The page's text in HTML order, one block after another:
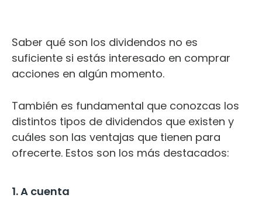
Saber qué son los dividendos no es
suficiente si estás interesado en comprar
acciones en algún momento.
También es fundamental que conozcas los
distintos tipos de dividendos que existen y
cuáles son las ventajas que tienen para
ofrecerte. Estos son los más destacados:
1. A cuenta